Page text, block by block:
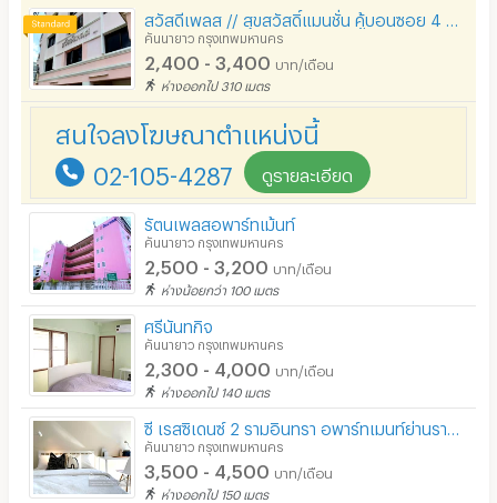
คันนายาว กรุงเทพมหานคร
2,400 - 3,400 บาท/เดือน
ห่างออกไป 310 เมตร
สนใจลงโฆษณาตำแหน่งนี้
02-105-4287 ดูรายละเอียด
รัตนเพลสอพาร์ทเม้นท์
คันนายาว กรุงเทพมหานคร
2,500 - 3,200 บาท/เดือน
ห่างน้อยกว่า 100 เมตร
ศรีนันทกิจ
คันนายาว กรุงเทพมหานคร
2,300 - 4,000 บาท/เดือน
ห่างออกไป 140 เมตร
คันนายาว กรุงเทพมหานคร
3,500 - 4,500 บาท/เดือน
ห่างออกไป 150 เมตร